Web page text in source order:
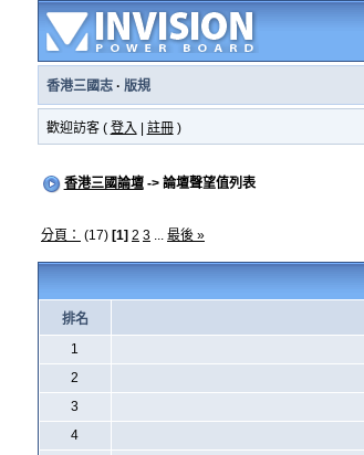
香港三國志· 版規
歡迎訪客 ( 登入 註冊)
香港三國論壇-> 論壇聲望值列表
分頁： (17) [1] 2 3... 最後 »
排名
1
2
3
4